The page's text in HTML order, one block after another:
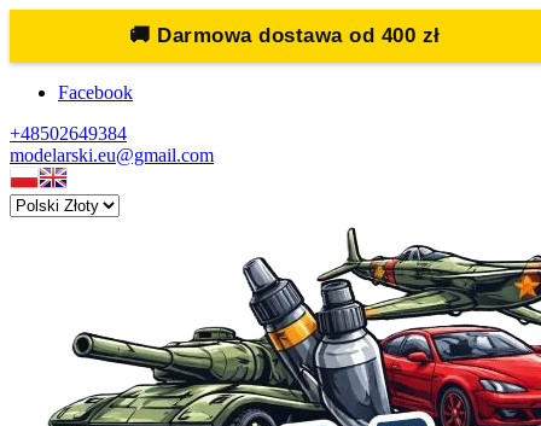
🚚 Darmowa dostawa od 400 zł
Facebook
+48502649384
modelarski.eu@gmail.com